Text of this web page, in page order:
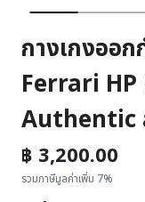
กางเกงออ
Ferrari
Authentic
฿ 3,200.00
รวมภาษีมูลค่าเพิ่ม 7%